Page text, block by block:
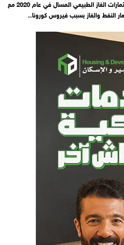
تتلاشى استثمارات الغاز الطبيعي المسال في عام 2020 مع
النفط والغاز بسبب فيروس كورونا..